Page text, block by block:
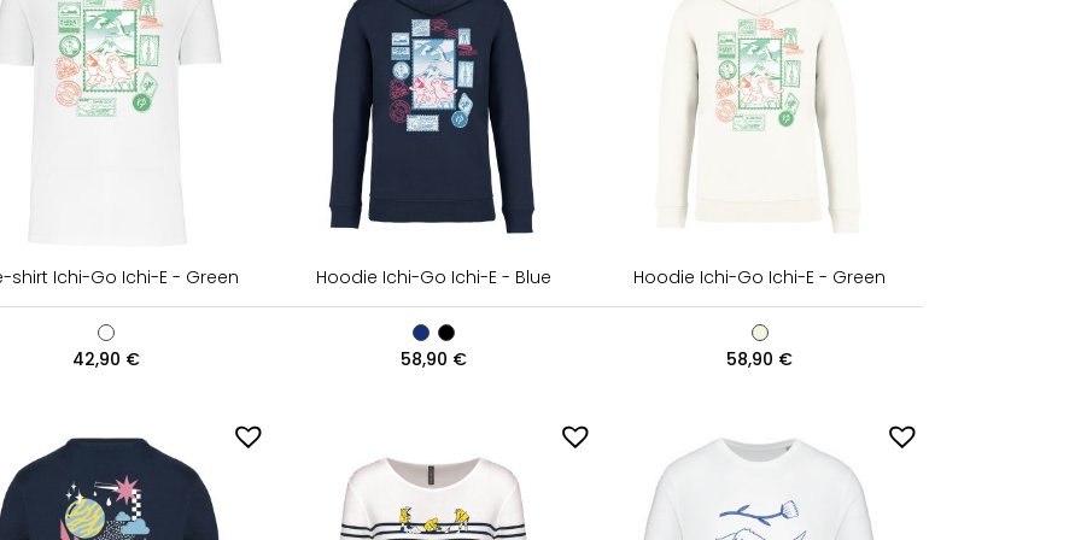
shirt Ichi-Go Ichi-E - Green
42,90 €
Hoodie Ichi-Go Ichi-E - Blue
58,90 €
Hoodie Ichi-Go Ichi-E - Green
58,90 €